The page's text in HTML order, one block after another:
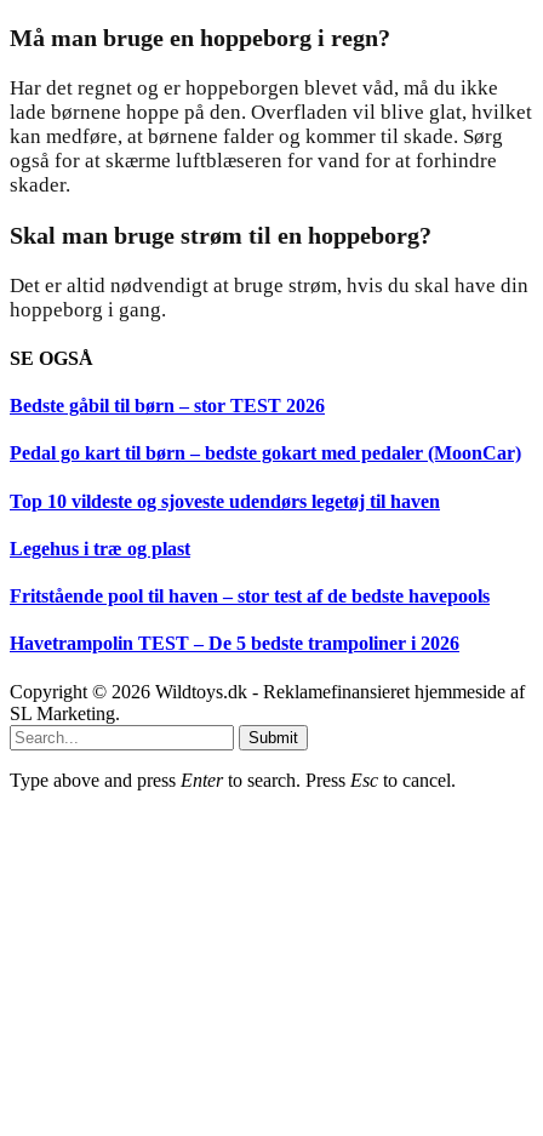
Må man bruge en hoppeborg i regn?
Har det regnet og er hoppeborgen blevet våd, må du ikke
lade børnene hoppe på den. Overfladen vil blive glat, hvilket
kan medføre, at børnene falder og kommer til skade. Sørg
også for at skærme luftblæseren for vand for at forhindre
skader.
Skal man bruge strøm til en hoppeborg?
Det er altid nødvendigt at bruge strøm, hvis du skal have din
hoppeborg i gang.
SE OGSÅ
Bedste gåbil til børn – stor TEST 2026
Pedal go kart til børn – bedste gokart med pedaler (MoonCar)
Top 10 vildeste og sjoveste udendørs legetøj til haven
Legehus i træ og plast
Fritstående pool til haven – stor test af de bedste havepools
Havetrampolin TEST – De 5 bedste trampoliner i 2026
Copyright © 2026 Wildtoys.dk - Reklamefinansieret hjemmeside af
SL Marketing.
Submit
Type above and press Enterto search. Press Esc to cancel.